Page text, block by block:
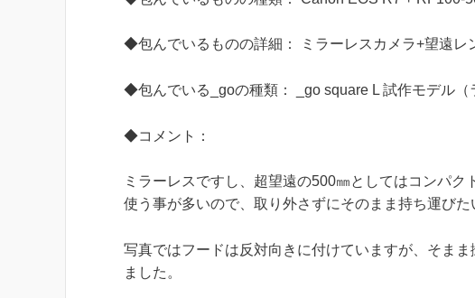
◆包んでいるものの詳細： ミラーレスカメラ+望遠レ
◆包んでいる_goの種類： _go square L 試作モデル（
◆コメント：
ミラーレスですし、超望遠の500㎜としてはコンパ
使う事が多いので、取り外さずにそのまま持ち運びた
写真ではフードは反対向きに付けていますが、そま
ました。